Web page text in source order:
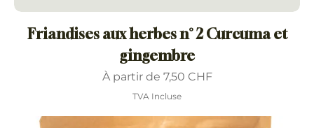
Friandises aux herbes n° 2 Curcuma et
gingembre
À partir de 7,50 CHF
Prix promotionnel
TVA Incluse